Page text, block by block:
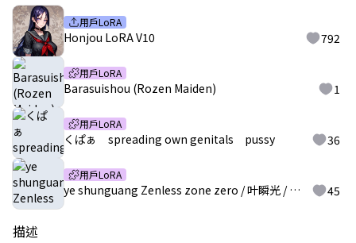
用戶LoRA
Honjou LoRA V10 792
用戶LoRA
Barasuishou (Rozen Maiden) 1
用戶LoRA
くぱぁ spreading own genitals pussy 36
用戶LoRA
ye shunguang Zenless zone zero / 叶瞬光 / 葉瞬光 / 葉瞬光 / 엽빛나 Yeopbinna / Е Шуньгуан 45
描述